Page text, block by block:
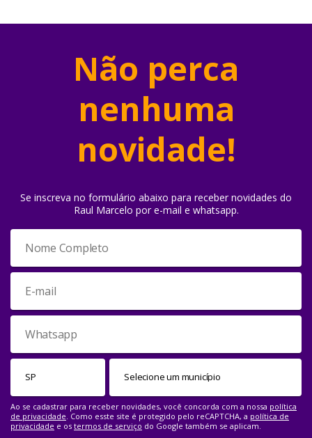
Não perca
nenhuma
novidade!
Se inscreva no formulário abaixo para receber novidades do
Raul Marcelo por e-mail e whatsapp.
Ao se cadastrar para receber novidades, você concorda com a nossa política
de privacidade. Como esste site é protegido pelo reCAPTCHA, a política de
privacidade e os termos de serviço do Google também se aplicam.